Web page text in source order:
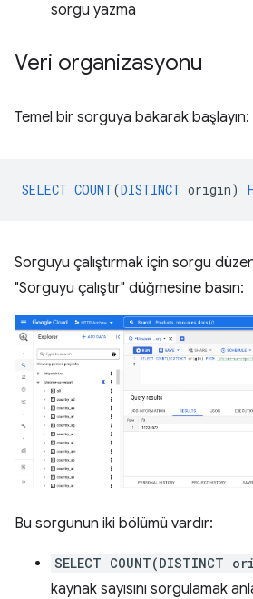
sorgu yazma
Veri organizasyonu
Temel bir sorguya bakarak başlayın:
SELECT COUNT(DISTINCT origin)
Sorguyu çalıştırmak için sorgu
"Sorguyu çalıştır" düğmesine basın:
Bu sorgunun iki bölümü vardır:
SELECT COUNT(DISTINCT
kaynak sayısını sorgulamak